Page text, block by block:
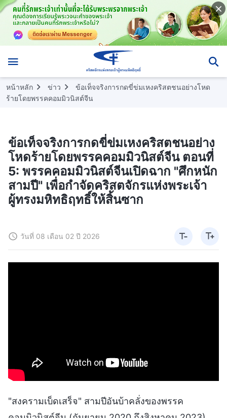
หน้าหลัก ข่าว
ข้อเท็จจริงการกดขี่ข่มเหงคริสตชนอย่างโหด
ร้ายโดยพรรคคอมมิวนิสต์จีน
ข้อเท็จจริงการกดขี่ข่มเหงคริสตชนอย่าง
โหดร้ายโดยพรรคคอมมิวนิสต์จีน ตอนที่
5: พรรคคอมมิวนิสต์จีนเปิดฉาก "ศึกหนัก
สามปี" เพื่อกำจัดคริสตจักรแห่งพระเจ้า
ผู้ทรงมหิทธิฤทธิ์ให้สิ้นซาก
วันที่ 08 เดือน 02 ปี 2026
"สงครามเบ็ดเสร็จ" สามปีอันบ้าคลั่งของพรรค